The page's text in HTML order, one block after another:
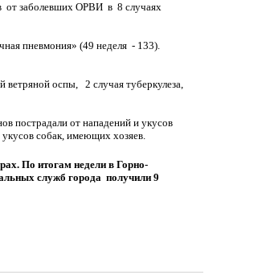
от заболевших ОРВИ в 8 случаях
пневмония» (49 неделя - 133).
оспы, 2 случая туберкулеза,
пострадали от нападений и укусов
собак, имеющих хозяев.
По итогам недели в Горно-
служб города получили 9